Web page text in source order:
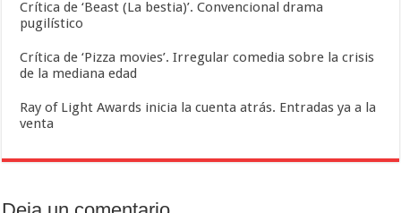
Crítica de ‘Beast (La bestia)’. Convencional drama
pugilístico
Crítica de ‘Pizza movies’. Irregular comedia sobre la crisis
de la mediana edad
Ray of Light Awards inicia la cuenta atrás. Entradas ya a la
venta